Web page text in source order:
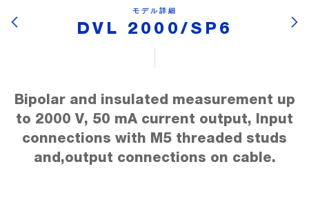
モデル詳細
DVL 2000/SP6
Bipolar and insulated measurement up
to 2000 V, 50 mA current output, Input
connections with M5 threaded studs
and,output connections on cable.